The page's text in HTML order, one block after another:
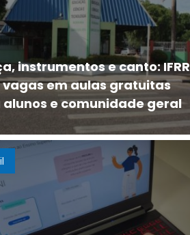
instrumentos e canto: IFRR
em aulas gratuitas
e comunidade geral